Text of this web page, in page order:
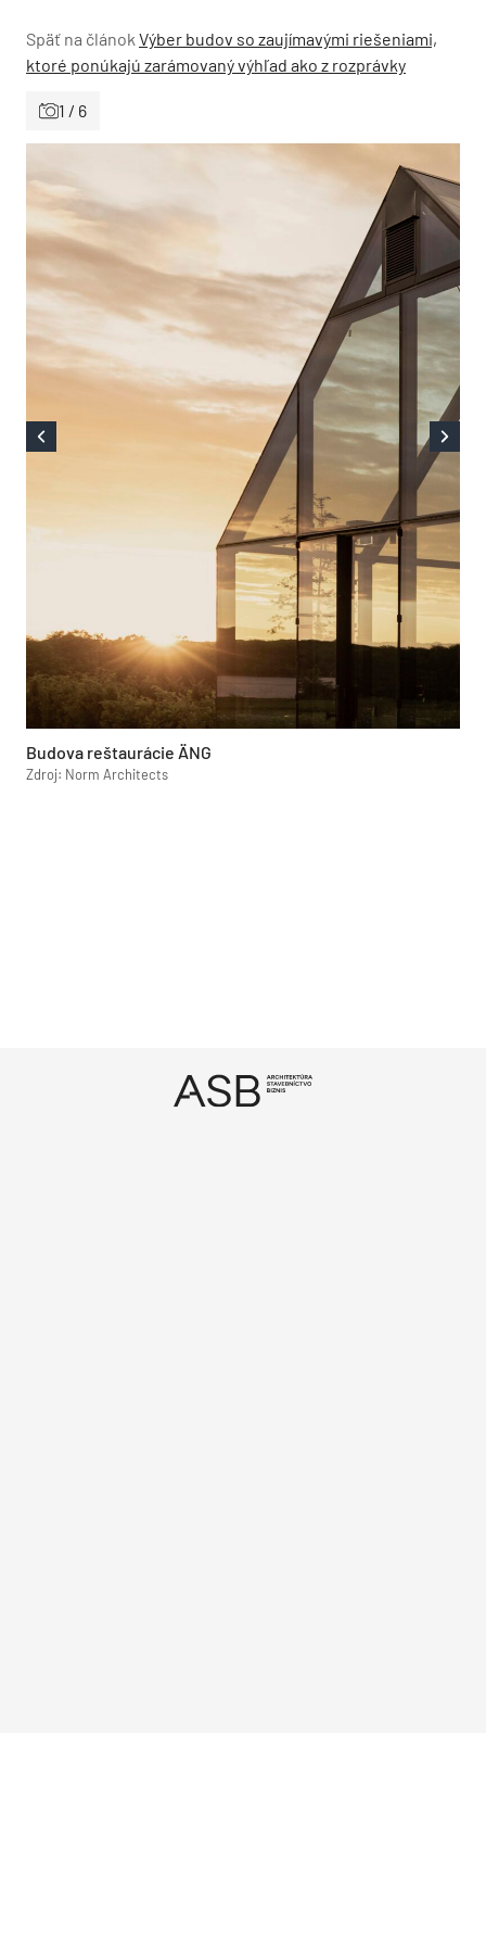
Späť na článok Výber budov so zaujímavými riešeniami,
ktoré ponúkajú zarámovaný výhľad ako z rozprávky
1 / 6
Budova reštaurácie ÄNG
Zdroj: Norm Architects